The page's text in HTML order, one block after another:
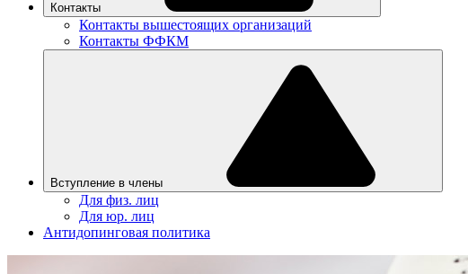
Контакты
Контакты вышестоящих организаций
Контакты ФФКМ
Вступление в члены
Для физ. лиц
Для юр. лиц
Антидопинговая политика